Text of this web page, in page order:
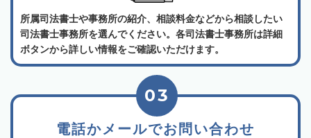
所属司法書士や事務所の紹介、相談料金などから相談したい
司法書士事務所を選んでください。各司法書士事務所は詳細
ボタンから詳しい情報をご確認いただけます。
電話かメールでお問い合わせ
03